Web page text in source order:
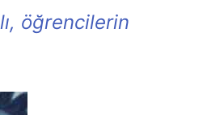
öğrencilerin